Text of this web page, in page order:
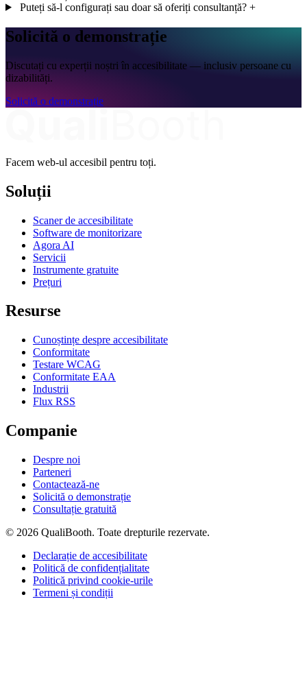
Puteți să-l configurați sau doar să oferiți consultanță? +
Solicită o demonstrație
Discutați cu experții noștri în accesibilitate — inclusiv persoane cu
dizabilități.
Solicită o demonstrație
Facem web-ul accesibil pentru toți.
Soluții
Scaner de accesibilitate
Software de monitorizare
Agora AI
Servicii
Instrumente gratuite
Prețuri
Resurse
Cunoștințe despre accesibilitate
Conformitate
Testare WCAG
Conformitate EAA
Industrii
Flux RSS
Companie
Despre noi
Parteneri
Contactează-ne
Solicită o demonstrație
Consultație gratuită
© 2026 QualiBooth. Toate drepturile rezervate.
Declarație de accesibilitate
Politică de confidențialitate
Politică privind cookie-urile
Termeni și condiții